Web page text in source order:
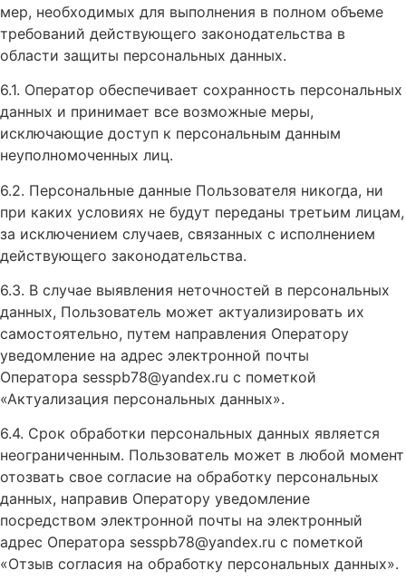
мер, необходимых для выполнения в полном объеме
требований действующего законодательства в
области защиты персональных данных.
6.1. Оператор обеспечивает сохранность персональных
данных и принимает все возможные меры,
исключающие доступ к персональным данным
неуполномоченных лиц.
6.2. Персональные данные Пользователя никогда, ни
при каких условиях не будут переданы третьим лицам,
за исключением случаев, связанных с исполнением
действующего законодательства.
6.3. В случае выявления неточностей в персональных
данных, Пользователь может актуализировать их
самостоятельно, путем направления Оператору
уведомление на адрес электронной почты
Оператора sesspb78@yandex.ru с пометкой
«Актуализация персональных данных».
6.4. Срок обработки персональных данных является
неограниченным. Пользователь может в любой момент
отозвать свое согласие на обработку персональных
данных, направив Оператору уведомление
посредством электронной почты на электронный
адрес Оператора sesspb78@yandex.ru с пометкой
«Отзыв согласия на обработку персональных данных».